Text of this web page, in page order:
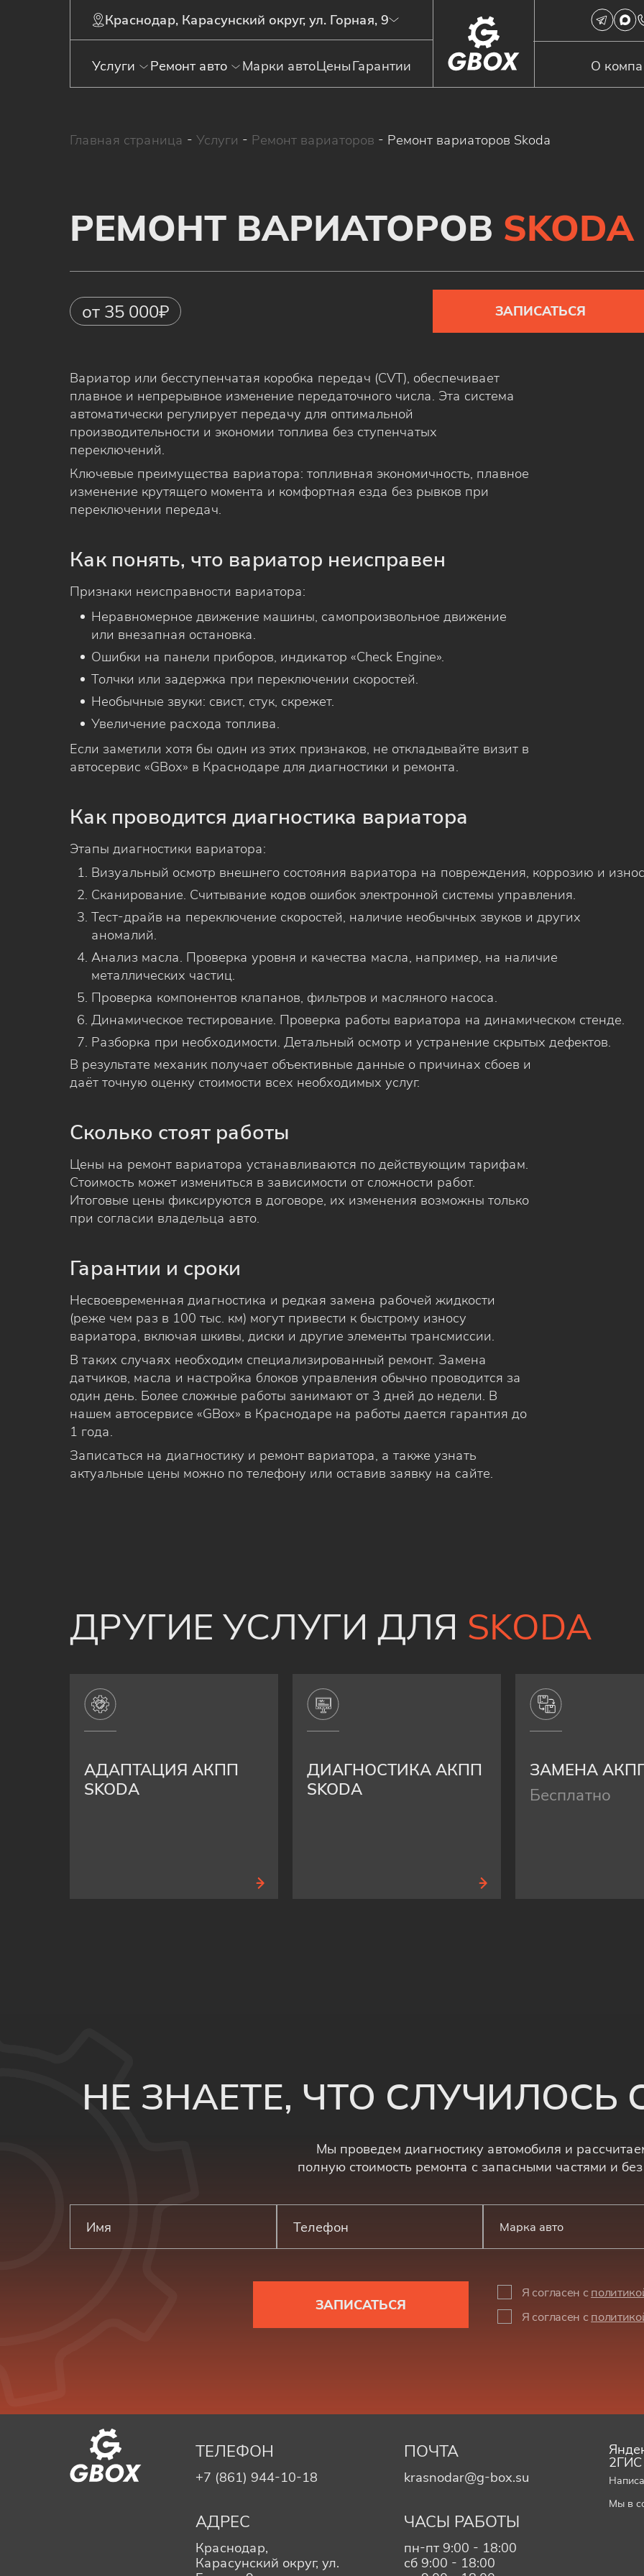
Краснодар, Карасунский округ, ул. Горная, 9
Услуги Ремонт авто Марки автоЦеныГарантии О
Главная страница - Услуги - Ремонт вариаторов - Ремонт вариаторов Skoda
РЕМОНТ ВАРИАТОРОВ SKODA
от 35 000₽ ЗАПИСАТЬСЯ
Вариатор или бесступенчатая коробка передач (CVT), обеспечивает
плавное и непрерывное изменение передаточного числа. Эта система
автоматически регулирует передачу для оптимальной
производительности и экономии топлива без ступенчатых
переключений.
Ключевые преимущества вариатора: топливная экономичность, плавное
изменение крутящего момента и комфортная езда без рывков при
переключении передач.
Как понять, что вариатор неисправен
Признаки неисправности вариатора:
Неравномерное движение машины, самопроизвольное движение
или внезапная остановка.
Ошибки на панели приборов, индикатор «Check Engine».
Толчки или задержка при переключении скоростей.
Необычные звуки: свист, стук, скрежет.
Увеличение расхода топлива.
Если заметили хотя бы один из этих признаков, не откладывайте визит в
автосервис «GBox» в Краснодаре для диагностики и ремонта.
Как проводится диагностика вариатора
Этапы диагностики вариатора:
Визуальный осмотр внешнего состояния вариатора на повреждения, коррозию и
Сканирование. Считывание кодов ошибок электронной системы управления.
Тест-драйв на переключение скоростей, наличие необычных звуков и других
аномалий.
Анализ масла. Проверка уровня и качества масла, например, на наличие
металлических частиц.
Проверка компонентов клапанов, фильтров и масляного насоса.
Динамическое тестирование. Проверка работы вариатора на динамическом стенде.
Разборка при необходимости. Детальный осмотр и устранение скрытых дефектов.
В результате механик получает объективные данные о причинах сбоев и
даёт точную оценку стоимости всех необходимых услуг.
Сколько стоят работы
Цены на ремонт вариатора устанавливаются по действующим тарифам.
Стоимость может измениться в зависимости от сложности работ.
Итоговые цены фиксируются в договоре, их изменения возможны только
при согласии владельца авто.
Гарантии и сроки
Несвоевременная диагностика и редкая замена рабочей жидкости
(реже чем раз в 100 тыс. км) могут привести к быстрому износу
вариатора, включая шкивы, диски и другие элементы трансмиссии.
В таких случаях необходим специализированный ремонт. Замена
датчиков, масла и настройка блоков управления обычно проводится за
один день. Более сложные работы занимают от 3 дней до недели. В
нашем автосервисе «GBox» в Краснодаре на работы дается гарантия до
1 года.
Записаться на диагностику и ремонт вариатора, а также узнать
актуальные цены можно по телефону или оставив заявку на сайте.
ДРУГИЕ УСЛУГИ ДЛЯ SKODA
АДАПТАЦИЯ АКПП
SKODA
ДИАГНОСТИКА АКПП
SKODA
ЗАМЕНА АКПП
Бесплатно
НЕ ЗНАЕТЕ, ЧТО
Мы проведем диагностику автомобиля и
полную стоимость ремонта с запасными частями и
Марка авто
ЗАПИСАТЬСЯ
Я согласен с
Я согласен с
ТЕЛЕФОН
+7 (861) 944-10-18
ПОЧТА
krasnodar@g-box.su
АДРЕС
Краснодар,
Карасунский округ, ул.
ЧАСЫ РАБОТЫ
пн-пт 9:00 - 18:00
сб 9:00 - 18:00
2ГИС
Мы в